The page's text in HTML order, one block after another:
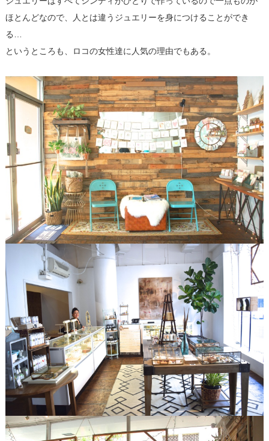
ほとんどなので、人とは違うジュエリーを身につけることができ
る…
というところも、ロコの女性達に人気の理由でもある。